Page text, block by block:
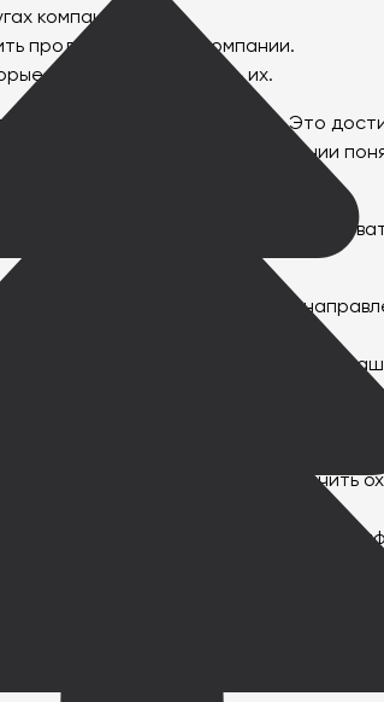
компании.
продукты и услуги компании.
могут удовлетворить их.
на продвигаемый сайт. Это
маркетинг может помочь компании
на рынке.
CRM. Вот 10 советов, как
поможет создать более
обсуждаются темы, связанные с
вашу аудиторию. Это укрепит
нише может значительно увеличить
пользователей делиться
ваши продукты или
Это поможет повысить